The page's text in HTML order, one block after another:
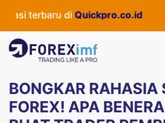
diQuickpro.co.id
BONGKAR RAHASIA
FOREX! APA